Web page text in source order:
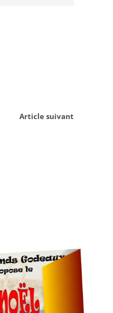
Article suivant